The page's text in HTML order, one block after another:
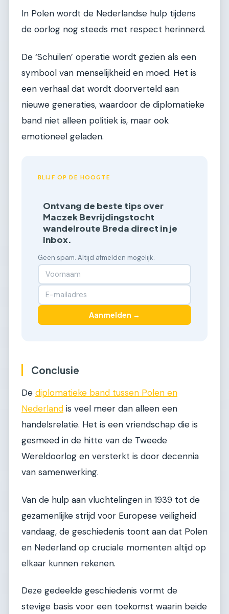
In Polen wordt de Nederlandse hulp tijdens
de oorlog nog steeds met respect herinnerd.
De ‘Schuilen’ operatie wordt gezien als een
symbool van menselijkheid en moed. Het is
een verhaal dat wordt doorverteld aan
nieuwe generaties, waardoor de diplomatieke
band niet alleen politiek is, maar ook
emotioneel geladen.
BLIJF OP DE HOOGTE
Ontvang de beste tips over
Maczek Bevrijdingstocht
wandelroute Breda direct in je
inbox.
Geen spam. Altijd afmelden mogelijk.
Aanmelden →
Conclusie
De diplomatieke band tussen Polen en
Nederland is veel meer dan alleen een
handelsrelatie. Het is een vriendschap die is
gesmeed in de hitte van de Tweede
Wereldoorlog en versterkt is door decennia
van samenwerking.
Van de hulp aan vluchtelingen in 1939 tot de
gezamenlijke strijd voor Europese veiligheid
vandaag, de geschiedenis toont aan dat Polen
en Nederland op cruciale momenten altijd op
elkaar kunnen rekenen.
Deze gedeelde geschiedenis vormt de
stevige basis voor een toekomst waarin beide